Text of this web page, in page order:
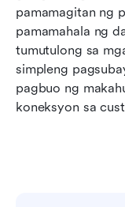
pamamagitan ng
pamamahala ng
tumutulong sa
simpleng
pagbuo ng
koneksyon sa